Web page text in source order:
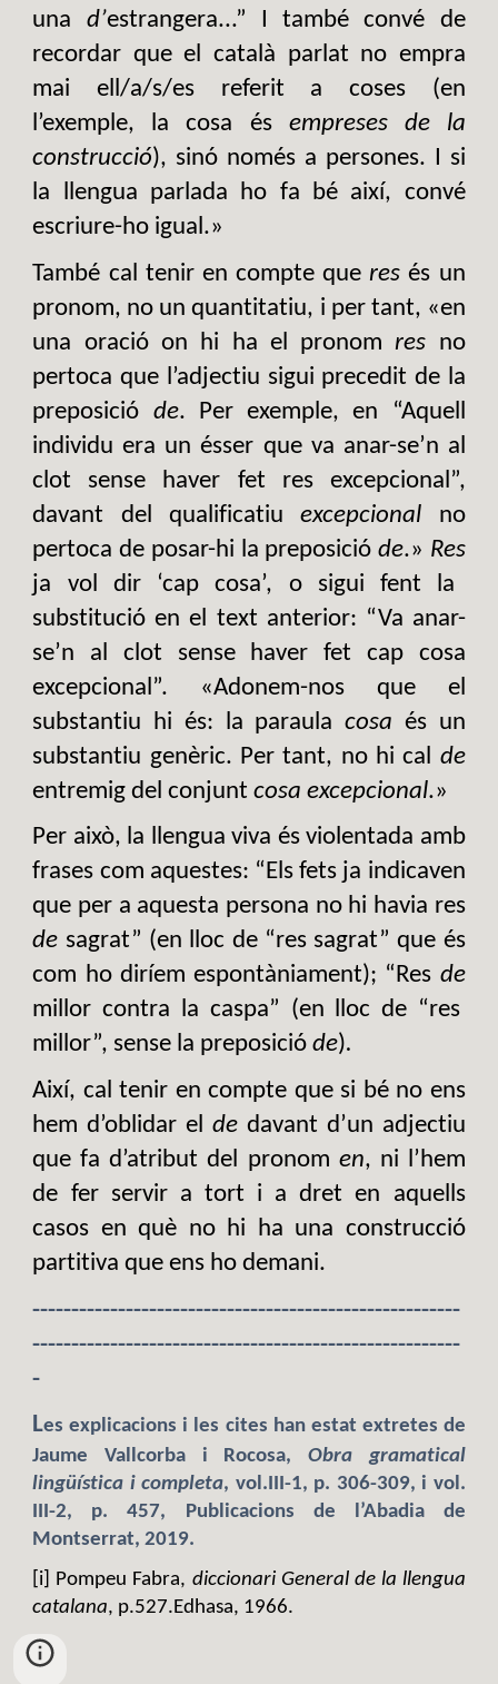
una d’estrangera...” I també convé de
recordar que el català parlat no empra
mai ell/a/s/es referit a coses (en
l’exemple, la cosa és empreses de la
construcció), sinó només a persones. I si
la llengua parlada ho fa bé així, convé
escriure-ho igual.»
També cal tenir en compte queres és un
pronom, no un quantitatiu, i per tant, «en
una oració on hi ha el pronomres no
pertoca que l’adjectiu sigui precedit de la
preposició de. Per exemple, en “Aquell
individu era un ésser que va anar-se’n al
clot sense haver fet res excepcional”,
davant del qualificatiuexcepcional no
pertoca de posar-hi la preposició de.» Res
ja vol dir ‘cap cosa’, o sigui fent la
substitució en el text anterior: “Va anar-
se’n al clot sense haver fet cap cosa
excepcional”. «Adonem-nos que el
substantiu hi és: la paraulacosa és un
substantiu genèric. Per tant, no hi cal de
entremig del conjuntcosa excepcional.»
Per això, la llengua viva és violentada amb
frases com aquestes: “Els fets ja indicaven
que per a aquesta persona no hi havia res
de sagrat” (en lloc de “res sagrat” que és
com ho diríem espontàniament); “Res de
millor contra la caspa” (en lloc de “res
millor”, sense la preposicióde).
Així, cal tenir en compte que si bé no ens
hem d’oblidar el de davant d’un adjectiu
que fa d’atribut del pronom en, ni l’hem
de fer servir a tort i a dret en aquells
casos en què no hi ha una construcció
partitiva que ens ho demani.
-------------------------------------------------------
-------------------------------------------------------
-
Les explicacions i les cites han estat extretes de
Jaume Vallcorba i Rocosa, Obra gramatical
lingüística i completa, vol.III-1, p. 306-309, i vol.
III-2, p. 457, Publicacions de l’Abadia de
Montserrat, 2019.
[i] Pompeu Fabra, diccionari General de la llengua
catalana, p.527.Edhasa, 1966.